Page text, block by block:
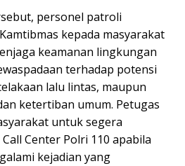
personel patroli
kepada masyarakat
keamanan lingkungan
terhadap potensi
lalu lintas, maupun
ketertiban umum. Petugas
untuk segera
Center Polri 110 apabila
kejadian yang